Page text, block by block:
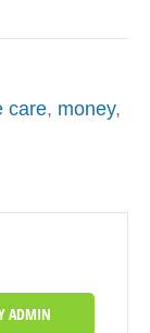
care, money,
ADMIN